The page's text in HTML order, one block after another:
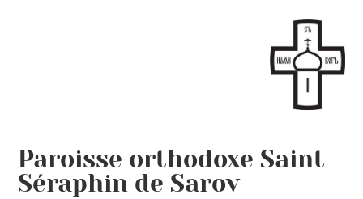
Paroisse orthodoxe Saint
Séraphin de Sarov